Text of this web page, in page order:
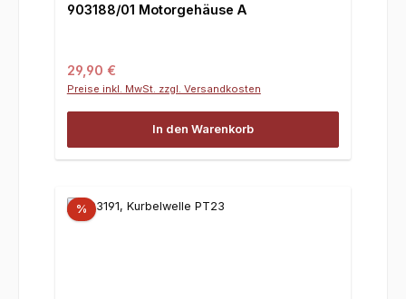
903188/01 Motorgehäuse A
Regulärer Preis:
29,90 €
Preise inkl. MwSt. zzgl. Versandkosten
In den Warenkorb
%